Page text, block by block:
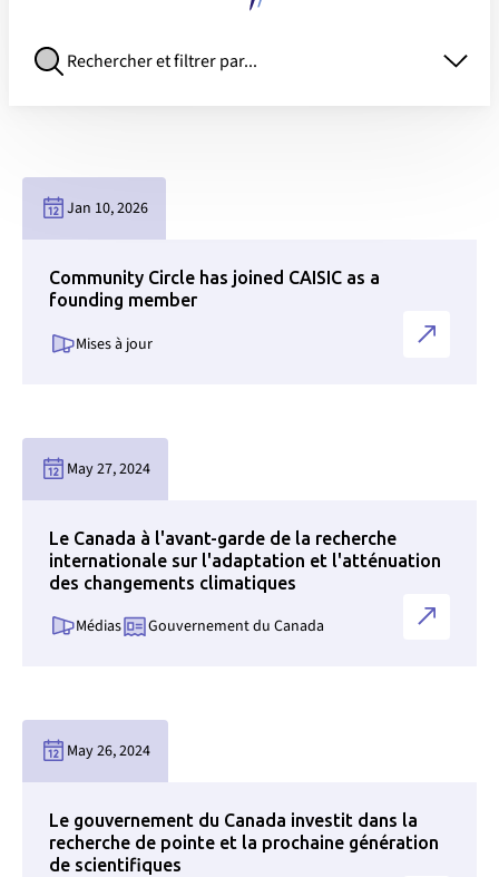
Rechercher et filtrer par...
Jan 10, 2026
Community Circle has joined CAISIC as a
founding member
Mises à jour
May 27, 2024
Le Canada à l'avant-garde de la recherche
internationale sur l'adaptation et l'atténuation
des changements climatiques
Médias Gouvernement du Canada
May 26, 2024
Le gouvernement du Canada investit dans la
recherche de pointe et la prochaine génération
de scientifiques